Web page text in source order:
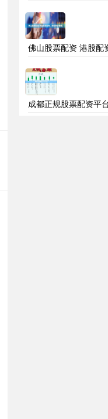
佛山股票配资 港股配
成都正规股票配资平